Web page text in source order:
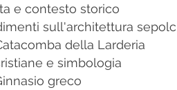
e contesto storico
sull'architettura
della Larderia
e simbologia
greco